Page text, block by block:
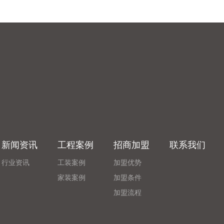
新闻资讯
行业资讯
工程案例
工装案例
家装案例
招商加盟
加盟优势
加盟条件
加盟流程
联系我们